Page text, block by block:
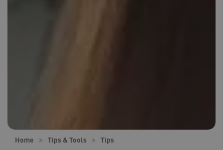
Home Tips & Tools
Tips